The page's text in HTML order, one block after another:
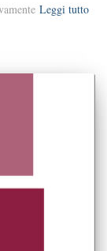
Leggi tutto